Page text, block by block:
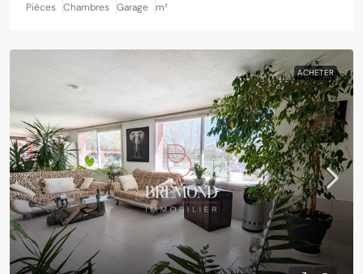
Pièces Chambres Garage m²
ACHETER